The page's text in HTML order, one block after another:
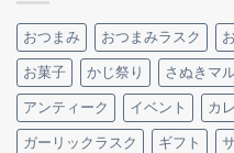
おつまみ おつまみラスク
お菓子 かじ祭り さぬきマ
アンティーク イベント カ
ガーリックラスク ギフト